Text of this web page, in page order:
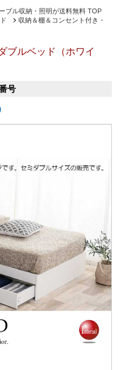
ブル収納・照明が送料無料 TOP
収納＆棚＆コンセント付き・
ブルベッド（ホワイ
号